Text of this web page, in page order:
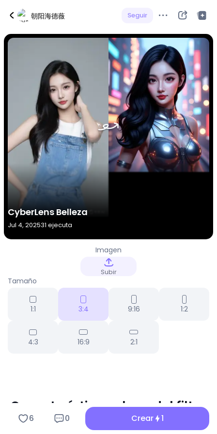
朝阳海德薇 Seguir
CyberLens Belleza
Jul 4, 202531 ejecuta
Imagen
Subir
Tamaño
1:1 3:4 9:16 1:2
4:3 16:9 2:1
Características clave del filtro
Imagen de CyberLens ...
6 0 Crear 1